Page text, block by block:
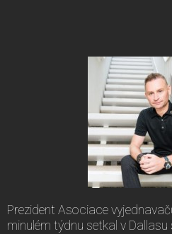
Prezident Asociace
minulém týdnu setkal v